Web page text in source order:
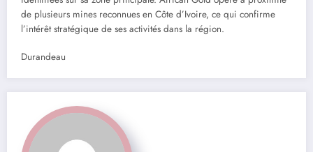
de plusieurs mines reconnues en Côte d’Ivoire, ce qui confirme
l’intérêt stratégique de ses activités dans la région.
Durandeau